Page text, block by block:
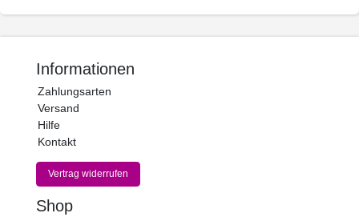
Informationen
Zahlungsarten
Versand
Hilfe
Kontakt
Vertrag widerrufen
Shop